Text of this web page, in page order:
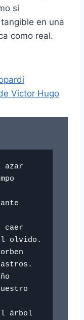
si
en una
como real.
Victor Hugo
azar
caer
olvido.
árbol